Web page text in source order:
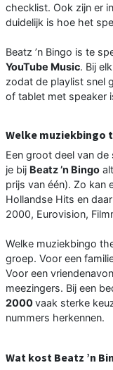
checklist. Ook zijn er
duidelijk is hoe het
Beatz ’n Bingo is te
YouTube Music. Bij
zodat de playlist snel
of tablet met speaker
Welke muziekbingo
Een groot deel van
je bij Beatz ’n Bingo
prijs van één). Zo kan
Hollandse Hits en
2000, Eurovision,
Welke muziekbingo
groep. Voor een
Voor een
meezingers. Bij een
2000vaak sterke
nummers herkennen.
Wat kost Beatz ’n